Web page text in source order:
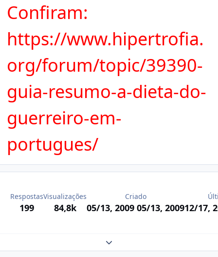
Confiram:
https://www.hipertrofia.
org/forum/topic/39390-
guia-resumo-a-dieta-do-
guerreiro-em-
portugues/
Respostas
199
Visualizações
84,8k
Criado
05/13, 2009 05/13, 200912/17,
Expand topic overview